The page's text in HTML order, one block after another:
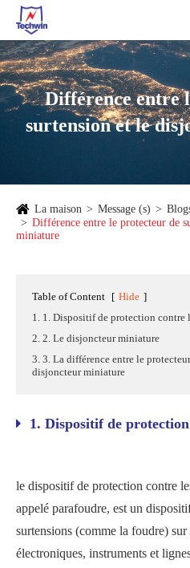
Différence entre
surtension et le
La maison Message (s)
Différence entre le protecteur de
miniature
Table of Content [ Hide ]
1. 1. Dispositif de protection contre
2. 2. Le disjoncteur miniature
3. 3. La différence entre le
disjoncteur miniature
1. Dispositif de
le dispositif de protection contre
appelé parafoudre, est un
surtensions (comme la foudre)
électroniques, instruments et